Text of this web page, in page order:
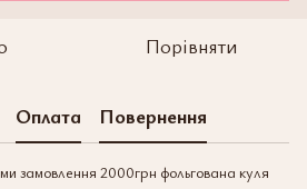
Порівняти
Оплата Повернення
замовлення 2000грн фольгована куля